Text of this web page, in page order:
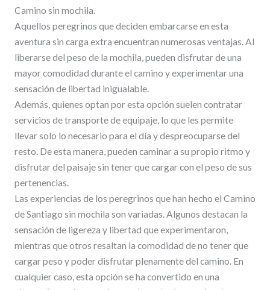
Camino sin mochila.
Aquellos peregrinos que deciden embarcarse en esta
aventura sin carga extra encuentran numerosas ventajas. Al
liberarse del peso de la mochila, pueden disfrutar de una
mayor comodidad durante el camino y experimentar una
sensación de libertad inigualable.
Además, quienes optan por esta opción suelen contratar
servicios de transporte de equipaje, lo que les permite
llevar solo lo necesario para el día y despreocuparse del
resto. De esta manera, pueden caminar a su propio ritmo y
disfrutar del paisaje sin tener que cargar con el peso de sus
pertenencias.
Las experiencias de los peregrinos que han hecho el Camino
de Santiago sin mochila son variadas. Algunos destacan la
sensación de ligereza y libertad que experimentaron,
mientras que otros resaltan la comodidad de no tener que
cargar peso y poder disfrutar plenamente del camino. En
cualquier caso, esta opción se ha convertido en una